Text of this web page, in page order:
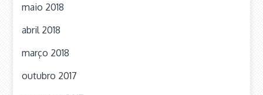
maio 2018
abril 2018
março 2018
outubro 2017